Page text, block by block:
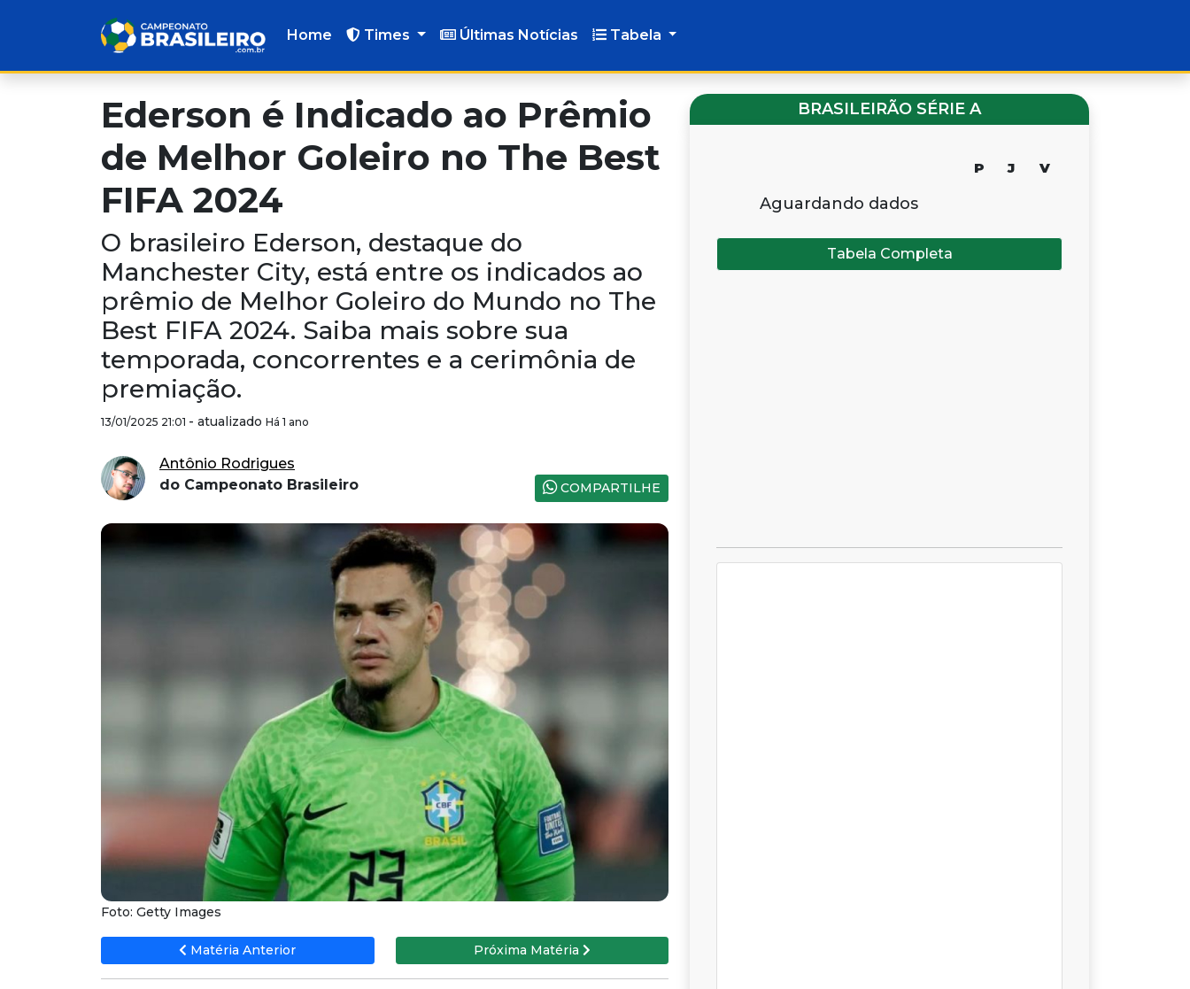
Home Times Últimas Notícias Tabela
Ederson é Indicado ao Prêmio
de Melhor Goleiro no The Best
FIFA 2024
O brasileiro Ederson, destaque do
Manchester City, está entre os indicados ao
prêmio de Melhor Goleiro do Mundo no The
Best FIFA 2024. Saiba mais sobre sua
temporada, concorrentes e a cerimônia de
premiação.
13/01/2025 21:01 - atualizado Há 1 ano
Antônio Rodrigues
do Campeonato Brasileiro
COMPARTILHE
Foto: Getty Images
Matéria Anterior Próxima Matéria
BRASILEIRÃO SÉRIE A
P J V
Aguardando dados
Tabela Completa